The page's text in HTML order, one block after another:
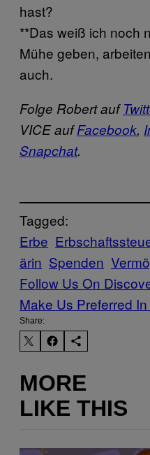
hast?
**Das weiß ich noch
Mühe geben,
auch.
Folge Robert auf
VICE aufFacebook,
Snapchat.
Tagged:
Erbe
ärin Spenden
Follow Us On
Make Us Preferred
Share:
MORE
LIKE THIS